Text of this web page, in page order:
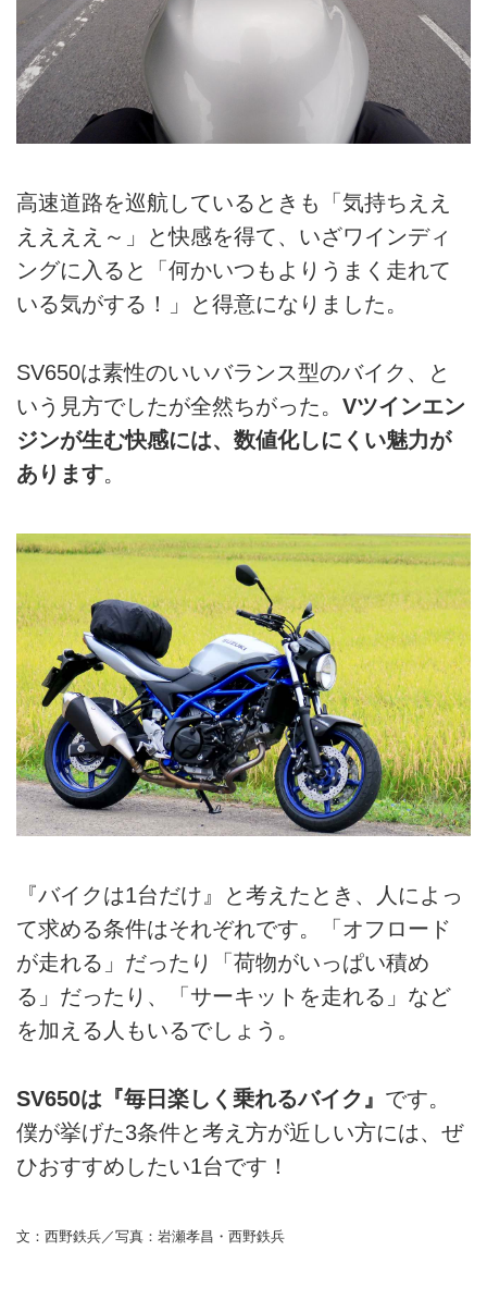
高速道路を巡航しているときも「気持ちええ
ええええ～」と快感を得て、いざワインディ
ングに入ると「何かいつもよりうまく走れて
いる気がする！」と得意になりました。
SV650は素性のいいバランス型のバイク、と
いう見方でしたが全然ちがった。 Vツインエン
ジンが生む快感には、数値化しにくい魅力が
あります。
『バイクは1台だけ』と考えたとき、人によっ
て求める条件はそれぞれです。「オフロード
が走れる」だったり「荷物がいっぱい積め
る」だったり、「サーキットを走れる」など
を加える人もいるでしょう。
SV650は『毎日楽しく乗れるバイク』 です。
僕が挙げた3条件と考え方が近しい方には、ぜ
ひおすすめしたい1台です！
文：西野鉄兵／写真：岩瀬孝昌・西野鉄兵